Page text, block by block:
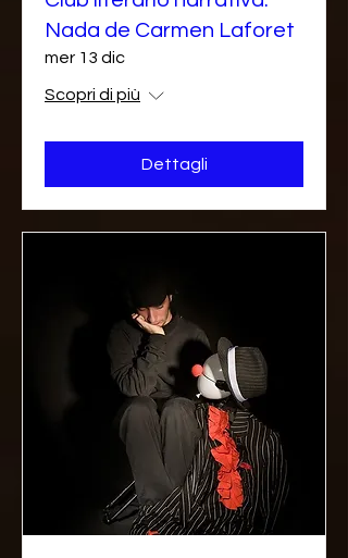
Nada de Carmen Laforet
mer 13 dic
Scopri di più
Dettagli